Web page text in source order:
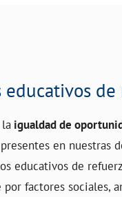
educativos
igualdad de
en nuestras
educativos de
por factores sociales,